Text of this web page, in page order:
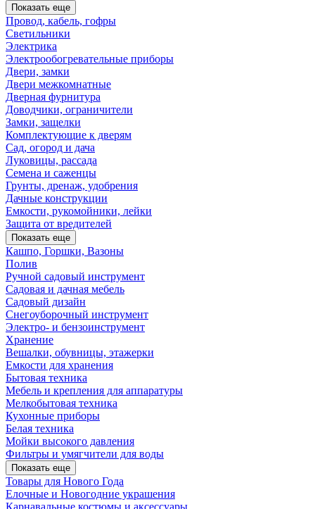
Показать еще
Провод, кабель, гофры
Светильники
Электрика
Электрообогревательные приборы
Двери, замки
Двери межкомнатные
Дверная фурнитура
Доводчики, ограничители
Замки, защелки
Комплектующие к дверям
Сад, огород и дача
Луковицы, рассада
Семена и саженцы
Грунты, дренаж, удобрения
Дачные конструкции
Емкости, рукомойники, лейки
Защита от вредителей
Показать еще
Кашпо, Горшки, Вазоны
Полив
Ручной садовый инструмент
Садовая и дачная мебель
Садовый дизайн
Снегоуборочный инструмент
Электро- и бензоинструмент
Хранение
Вешалки, обувницы, этажерки
Емкости для хранения
Бытовая техника
Мебель и крепления для аппаратуры
Мелкобытовая техника
Кухонные приборы
Белая техника
Мойки высокого давления
Фильтры и умягчители для воды
Показать еще
Товары для Нового Года
Елочные и Новогодние украшения
Карнавальные костюмы и аксессуары